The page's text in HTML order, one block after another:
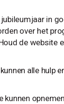
in
over het
de website
alle hulp
kunnen